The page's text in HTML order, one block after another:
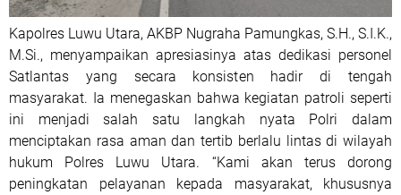
Kapolres Luwu Utara, AKBP Nugraha Pamungkas, S.H., S.I.K.,
M.Si., menyampaikan apresiasinya atas dedikasi personel
Satlantas yang secara konsisten hadir di tengah
masyarakat. Ia menegaskan bahwa kegiatan patroli seperti
ini menjadi salah satu langkah nyata Polri dalam
menciptakan rasa aman dan tertib berlalu lintas di wilayah
hukum Polres Luwu Utara. “Kami akan terus dorong
peningkatan pelayanan kepada masyarakat, khususnya